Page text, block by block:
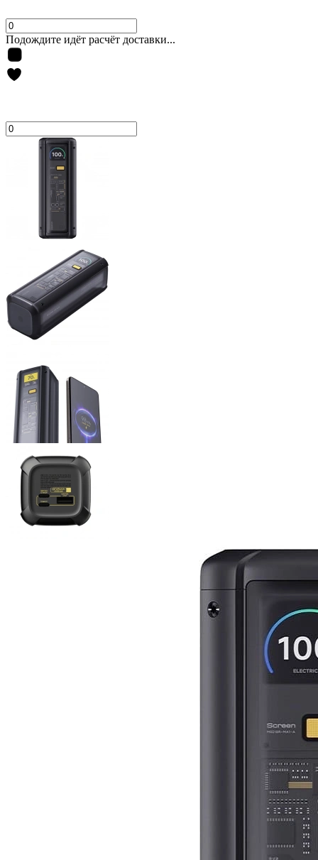
Подождите идёт расчёт доставки...